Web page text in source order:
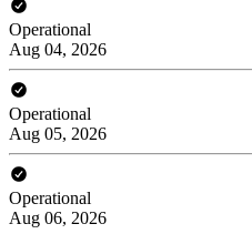
Operational
Aug 04, 2026
Operational
Aug 05, 2026
Operational
Aug 06, 2026